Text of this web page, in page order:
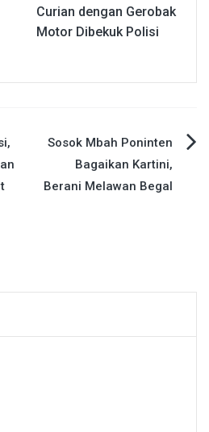
Curian dengan Gerobak
Motor Dibekuk Polisi
Sosok Mbah Poninten
Bagaikan Kartini,
Berani Melawan Begal